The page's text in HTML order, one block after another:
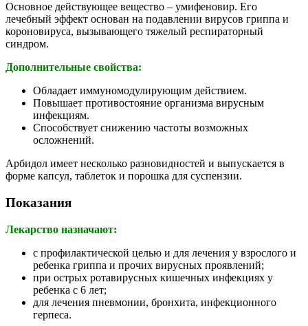
Основное действующее вещество – умифеновир. Его
лечебный эффект основан на подавлении вирусов гриппа и
короновируса, вызывающего тяжелый респираторный
синдром.
Дополнительные свойства:
Обладает иммуномодулирующим действием.
Повышает противостояние организма вирусным
инфекциям.
Способствует снижению частоты возможных
осложнений.
Арбидол имеет несколько разновидностей и выпускается в
форме капсул, таблеток и порошка для суспензии.
Показания
Лекарство назначают:
с профилактической целью и для лечения у взрослого и
ребенка гриппа и прочих вирусных проявлений;
при острых ротавирусных кишечных инфекциях у
ребенка с 6 лет;
для лечения пневмонии, бронхита, инфекционного
герпеса.